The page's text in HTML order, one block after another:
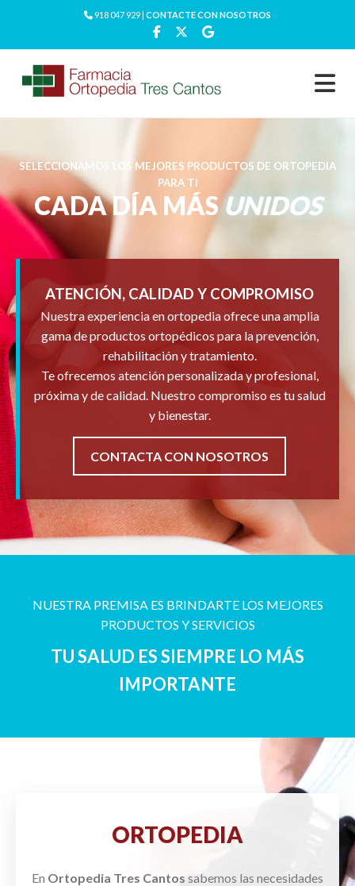
918 047 929 | CONTACTE CON NOSOTROS
SELECCIONAMOS LOS MEJORES PRODUCTOS DE ORTOPEDIA
PARA TI
CADA DÍA MÁSUNIDOS
ATENCIÓN, CALIDAD Y COMPROMISO
Nuestra experiencia en ortopedia ofrece una amplia
gama de productos ortopédicos para la prevención,
rehabilitación y tratamiento.
Te ofrecemos atención personalizada y profesional,
próxima y de calidad. Nuestro compromiso es tu salud
y bienestar.
CONTACTA CON NOSOTROS
NUESTRA PREMISA ES BRINDARTE LOS MEJORES
PRODUCTOS Y SERVICIOS
TU SALUD ES SIEMPRE LO MÁS
IMPORTANTE
ORTOPEDIA
En Ortopedia Tres Cantos sabemos las necesidades